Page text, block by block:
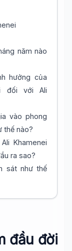
năm nào
hưởng của
đối với Ali
vào phong
thế nào?
Khamenei
ra sao?
sát như thế
đầu đời